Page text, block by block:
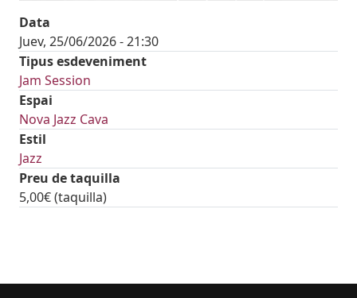
Data
Juev, 25/06/2026 - 21:30
Tipus esdeveniment
Jam Session
Espai
Nova Jazz Cava
Estil
Jazz
Preu de taquilla
5,00€ (taquilla)